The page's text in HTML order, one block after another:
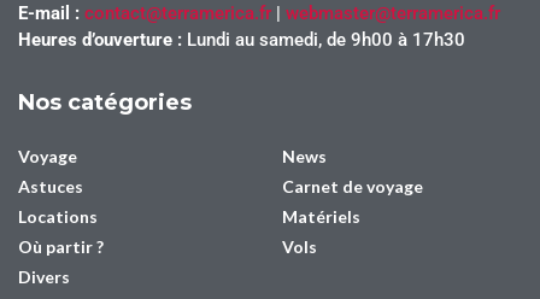
E-mail : contact@terramerica.fr | webmaster@terramerica.fr
Heures d’ouverture : Lundi au samedi, de 9h00 à 17h30
Nos catégories
Voyage
News
Astuces
Carnet de voyage
Locations
Matériels
Où partir ?
Vols
Divers